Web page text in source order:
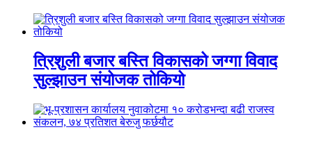
त्रिशुली बजार बस्ति विकासको जग्गा विवाद
सुल्झाउन संयोजक तोकियो